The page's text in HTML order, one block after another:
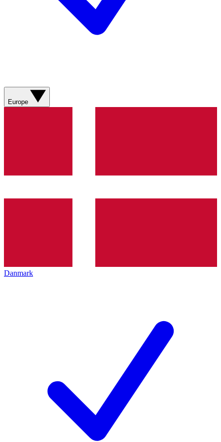
Europe
Danmark